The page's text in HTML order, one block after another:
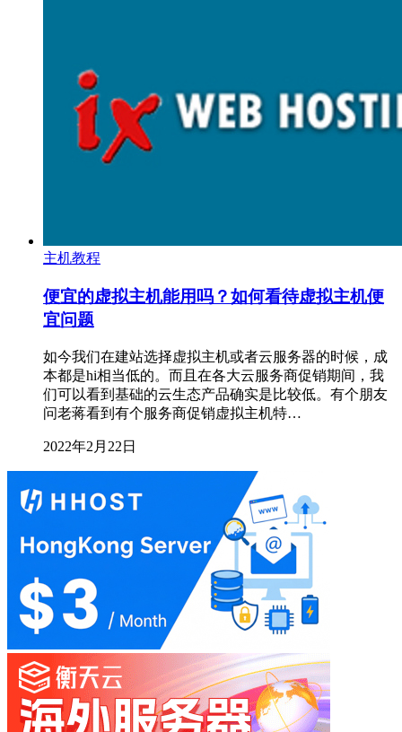
主机教程
便宜的虚拟主机能用吗？如何看待虚拟主机便
宜问题
如今我们在建站选择虚拟主机或者云服务器的时候，成
本都是hi相当低的。而且在各大云服务商促销期间，我
们可以看到基础的云生态产品确实是比较低。有个朋友
问老蒋看到有个服务商促销虚拟主机特…
2022年2月22日